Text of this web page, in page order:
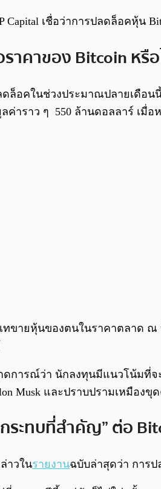
เชื่อว่าการปลดล็อคหุ้น
าคาของ Bitcoin หรือ
อคในช่วงประมาณปลายเดือ
ค่าราว ๆ 550 ล้านดอลลาร์ เมื่
ทขายหุ้นของตนในราคาตลาด
าดการณ์ว่า นักลงทุนมีแนวโน้ม
Musk และปราบปรามเหมืองขุ
ระทบที่สำคัญ” ต่อ
าวในรายงานฉบับล่าสุดว่า การ